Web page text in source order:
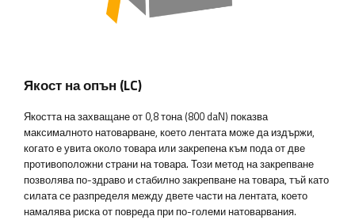
Якост на опън (LC)
Якостта на захващане от 0,8 тона (800 daN) показва
максималното натоварване, което лентата може да издържи,
когато е увита около товара или закрепена към пода от две
противоположни страни на товара. Този метод на закрепване
позволява по-здраво и стабилно закрепване на товара, тъй като
силата се разпределя между двете части на лентата, което
намалява риска от повреда при по-големи натоварвания.